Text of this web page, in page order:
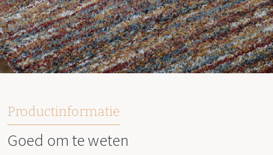
Productinformatie
Goed om te weten